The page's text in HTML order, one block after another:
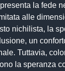
la fede
alle
nichilista, la
un
Tuttavia,
la speranza